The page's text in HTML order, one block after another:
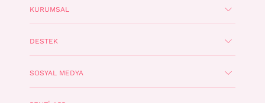
KURUMSAL
DESTEK
SOSYAL MEDYA